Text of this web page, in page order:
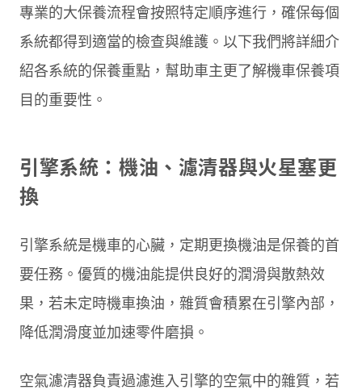
專業的大保養流程會按照特定順序進行，確保每個
系統都得到適當的檢查與維護。以下我們將詳細介
紹各系統的保養重點，幫助車主更了解機車保養項
目的重要性。
引擎系統：機油、濾清器與火星塞更
換
引擎系統是機車的心臟，定期更換機油是保養的首
要任務。優質的機油能提供良好的潤滑與散熱效
果，若未定時機車換油，雜質會積累在引擎內部，
降低潤滑度並加速零件磨損。
空氣濾清器負責過濾進入引擎的空氣中的雜質，若